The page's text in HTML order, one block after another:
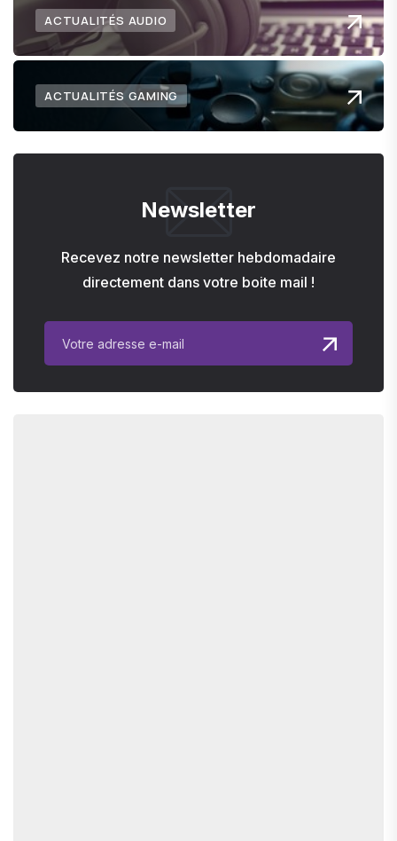
ACTUALITÉS AUDIO
ACTUALITÉS GAMING
Newsletter
Recevez notre newsletter hebdomadaire
directement dans votre boite mail !